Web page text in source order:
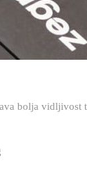
bolja